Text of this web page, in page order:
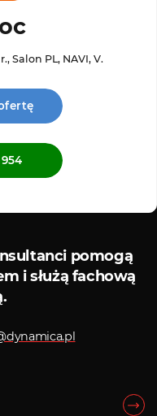
Salon PL, NAVI, V.
pomogą
i służą fachową